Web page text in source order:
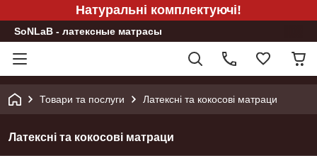
Натуральні комплектуючі!
SoNLaB - латексные матрасы
Товари та послуги Латексні та кокосові матраци
Латексні та кокосові матраци